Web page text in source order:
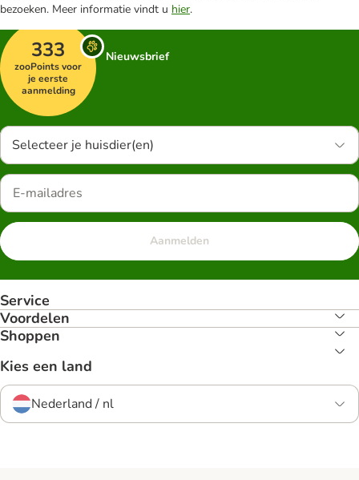
bezoeken. Meer informatie vindt u hier.
333
zooPoints voor
je eerste
aanmelding
Nieuwsbrief
Selecteer je huisdier(en)
Aanmelden
Service
Voordelen
Shoppen
Kies een land
Nederland / nl